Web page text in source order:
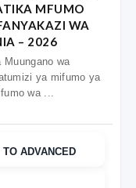
MFUMO
WA
– 2026
wa
ya mifumo ya
wa ...
ADVANCED